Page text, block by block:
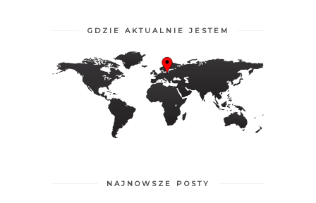
GDZIE AKTUALNIE JESTEM
NAJNOWSZE POSTY